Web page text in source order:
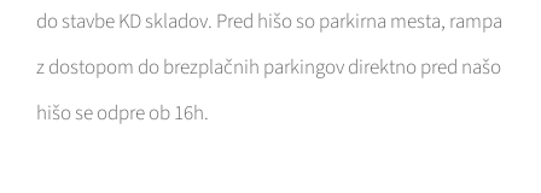
do stavbe KD skladov. Pred hišo so parkirna mesta, rampa
z dostopom do brezplačnih parkingov direktno pred našo
hišo se odpre ob 16h.